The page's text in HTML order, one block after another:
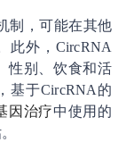
制，可能在其他
此外， CircRNA
性别、饮食和活
基于CircRNA 的
因治疗中使用的